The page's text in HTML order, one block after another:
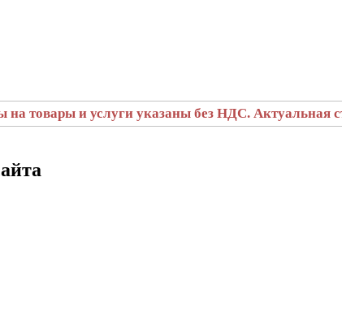
на товары и услуги указаны без НДС. Актуальная